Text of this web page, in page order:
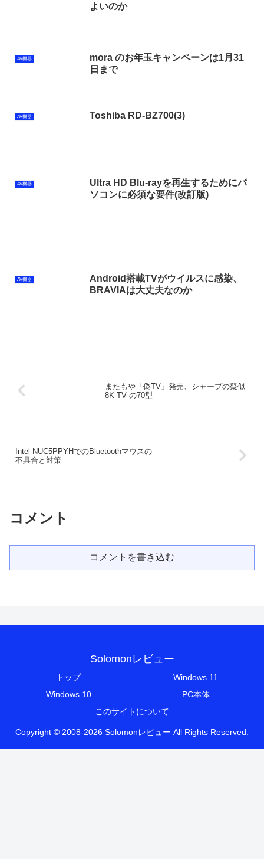
よいのか
AV機器
mora のお年玉キャンペーンは1月31
日まで
AV機器 Toshiba RD-BZ700(3)
AV機器
Ultra HD Blu-rayを再生するためにパ
ソコンに必須な要件(改訂版)
AV機器
Android搭載TVがウイルスに感染、
BRAVIAは大丈夫なのか
またもや「偽TV」発売、シャープの疑似
8K TV の70型
Intel NUC5PPYHでのBluetoothマウスの
不具合と対策
コメント
コメントを書き込む
Solomonレビュー
トップ
Windows 11
Windows 10
PC本体
このサイトについて
Copyright © 2008-2026 Solomonレビュー All Rights Reserved.